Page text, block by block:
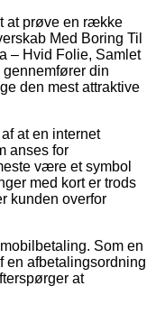
at prøve en række
Med Boring Til
– Hvid Folie, Samlet
din
den mest attraktive
at en internet
anses for
være et symbol
med kort er trods
kunden overfor
Som en
en afbetalingsordning
at